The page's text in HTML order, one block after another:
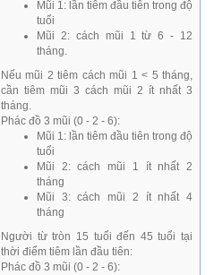
Mũi 1: lần tiêm đầu tiên trong độ
tuổi
Mũi 2: cách mũi 1 từ 6 - 12
tháng.
Nếu mũi 2 tiêm cách mũi 1 < 5 tháng,
cần tiêm mũi 3 cách mũi 2 ít nhất 3
tháng.
Phác đồ 3 mũi (0 - 2 - 6):
Mũi 1: lần tiêm đầu tiên trong độ
tuổi
Mũi 2: cách mũi 1 ít nhất 2
tháng
Mũi 3: cách mũi 2 ít nhất 4
tháng
Người từ tròn 15 tuổi đến 45 tuổi tại
thời điểm tiêm lần đầu tiên:
Phác đồ 3 mũi (0 - 2 - 6):